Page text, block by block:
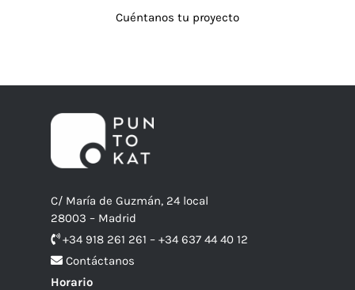
Cuéntanos tu proyecto
C/ María de Guzmán, 24 local
28003 – Madrid
+34 918 261 261 – +34 637 44 40 12
Contáctanos
Horario